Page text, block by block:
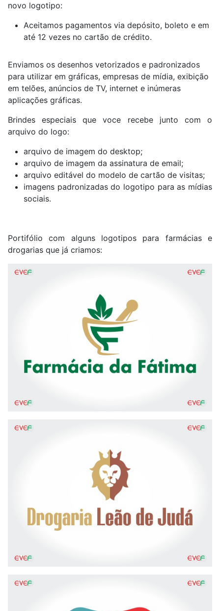
novo logotipo:
Aceitamos pagamentos via depósito, boleto e em
até 12 vezes no cartão de crédito.
Enviamos os desenhos vetorizados e padronizados
para utilizar em gráficas, empresas de mídia, exibição
em telões, anúncios de TV, internet e inúmeras
aplicações gráficas.
Brindes especiais que voce recebe junto com o
arquivo do logo:
arquivo de imagem do desktop;
arquivo de imagem da assinatura de email;
arquivo editável do modelo de cartão de visitas;
imagens padronizadas do logotipo para as mídias
sociais.
Portifólio com alguns logotipos para farmácias e
drogarias que já criamos: